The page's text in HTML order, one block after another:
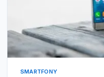
SMARTFONY